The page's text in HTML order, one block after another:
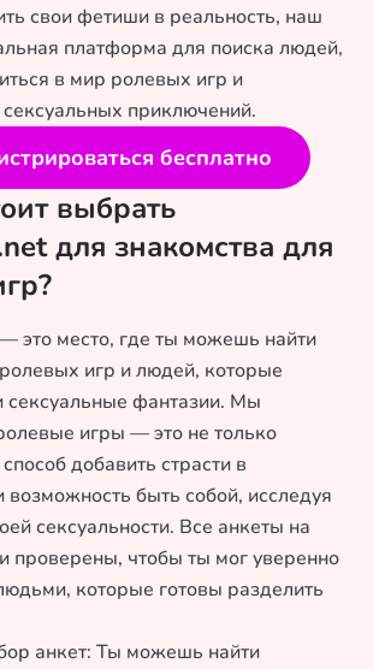
свои фетиши в реальность, наш
платформа для поиска людей,
в мир ролевых игр и
приключений.
бесплатно
выбрать
для знакомства для
это место, где ты можешь найти
игр и людей, которые
сексуальные фантазии. Мы
игры — это не только
добавить страсти в
возможность быть собой, исследуя
сексуальности. Все анкеты на
проверены, чтобы ты мог уверенно
которые готовы разделить
анкет: Ты можешь найти